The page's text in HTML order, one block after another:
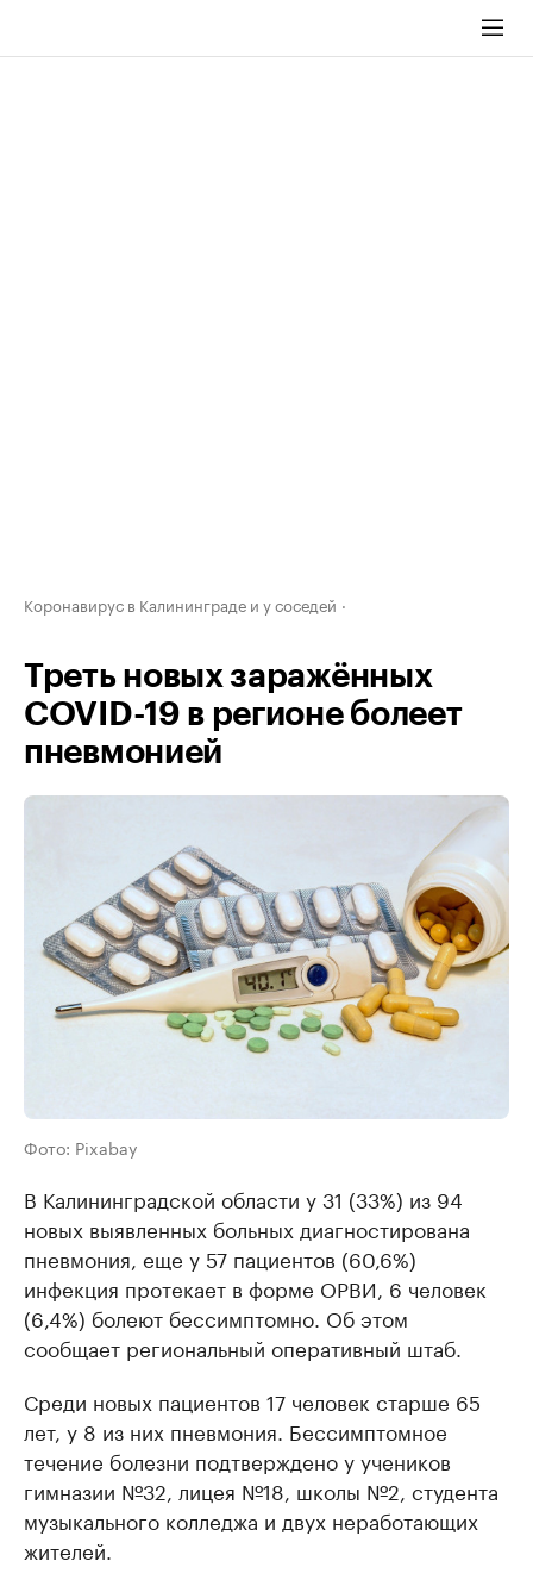
Коронавирус в Калининграде и у соседей
Треть новых заражённых
COVID-19 в регионе болеет
пневмонией
Фото: Pixabay
В Калининградской области у 31 (33%) из 94
новых выявленных больных диагностирована
пневмония, еще у 57 пациентов (60,6%)
инфекция протекает в форме ОРВИ, 6 человек
(6,4%) болеют бессимптомно. Об этом
сообщает региональный оперативный штаб.
Среди новых пациентов 17 человек старше 65
лет, у 8 из них пневмония. Бессимптомное
течение болезни подтверждено у учеников
гимназии №32, лицея №18, школы №2, студента
музыкального колледжа и двух неработающих
жителей.